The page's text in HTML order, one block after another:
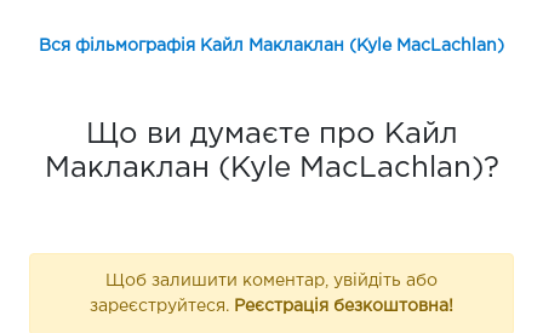
Вся фільмографія Кайл Маклаклан (Kyle MacLachlan)
Що ви думаєте про Кайл
Маклаклан (Kyle MacLachlan)?
Щоб залишити коментар, увійдіть або
зареєструйтеся. Реєстрація безкоштовна!